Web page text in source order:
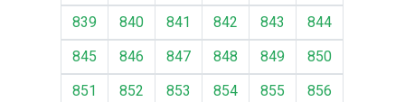
839
840 841 842 843
844
845
846 847 848 849
850
851
852 853 854 855
856